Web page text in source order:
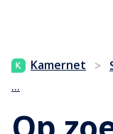
Kamernet >
...